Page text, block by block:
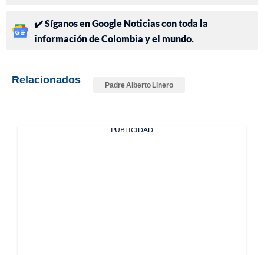
✔️ Síganos en Google Noticias con toda la
información de Colombia y el mundo.
Relacionados Padre Alberto Linero
PUBLICIDAD